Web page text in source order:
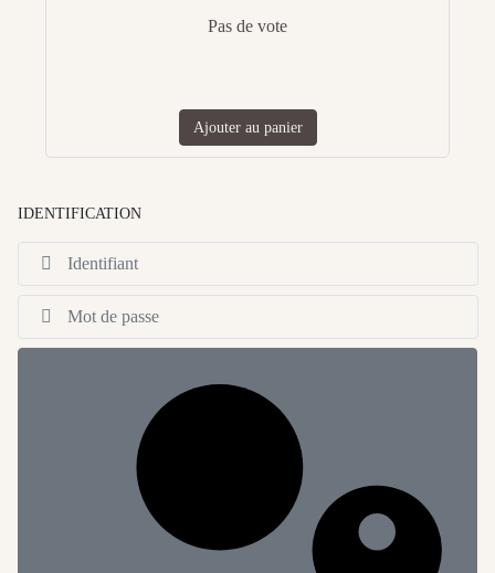
Pas de vote
Ajouter au panier
IDENTIFICATION